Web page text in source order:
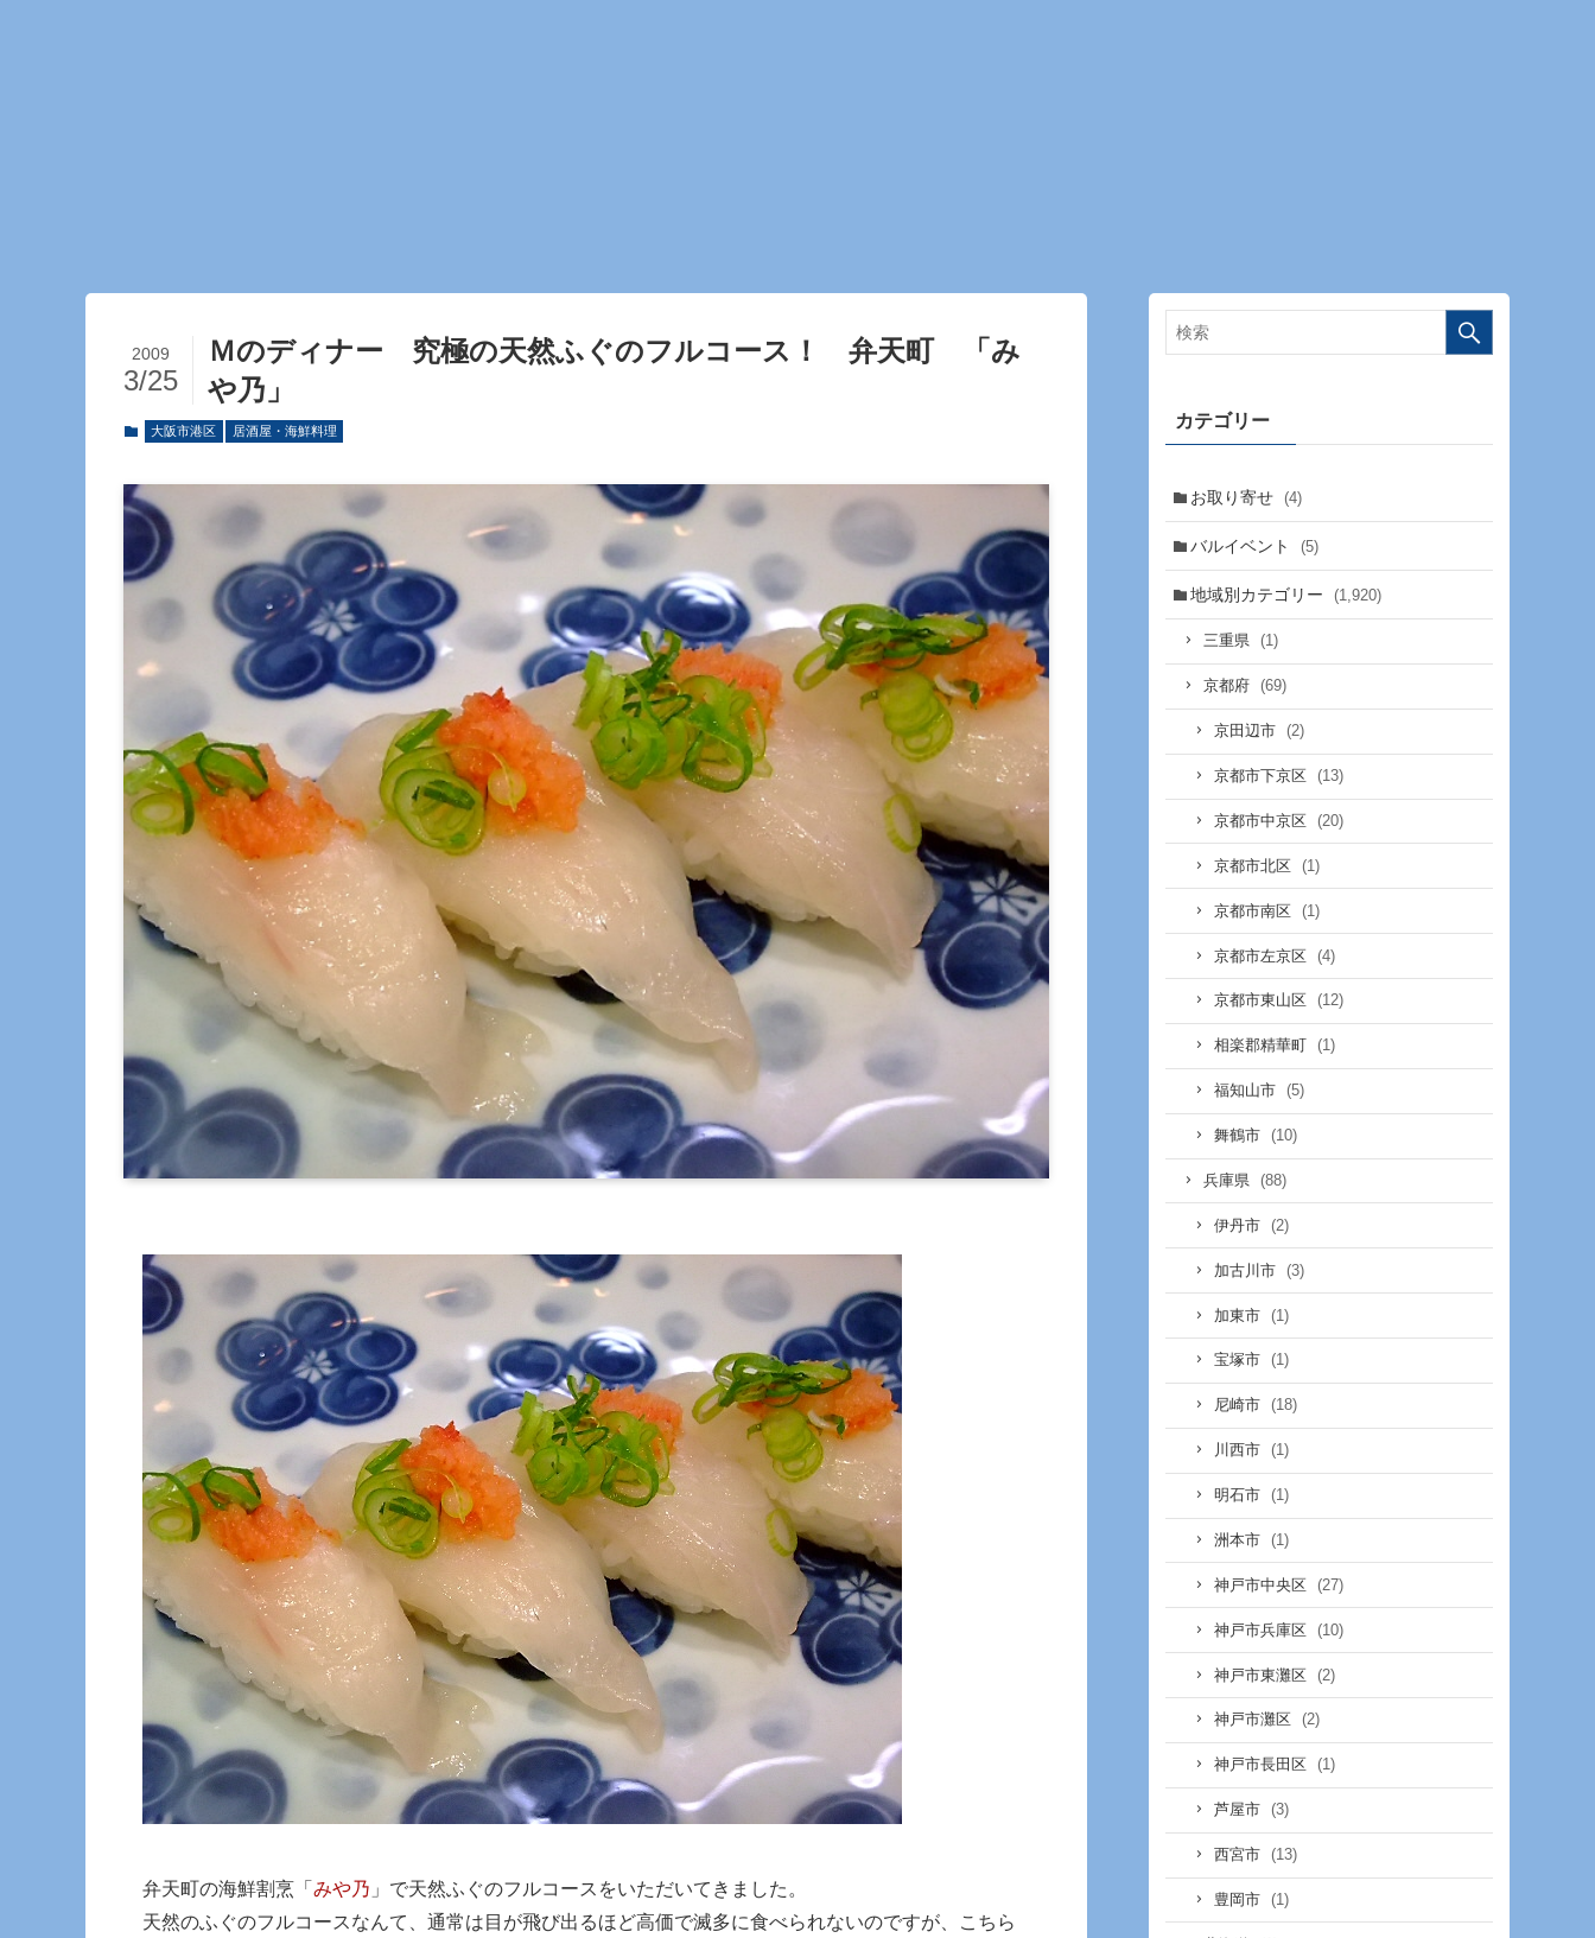
Ｍのディナー 究極の天然ふぐのフルコース！ 弁天町 「み
や乃」
2009
3/25
大阪市港区 居酒屋・海鮮料理
弁天町の海鮮割烹「 みや乃 」で天然ふぐのフルコースをいただいてきました。
天然のふぐのフルコースなんて、通常は目が飛び出るほど高価で滅多に食べられないのですが、こちら
カテゴリー
お取り寄せ (4)
バルイベント (5)
地域別カテゴリー (1,920)
三重県 (1)
京都府 (69)
京田辺市 (2)
京都市下京区 (13)
京都市中京区 (20)
京都市北区 (1)
京都市南区 (1)
京都市左京区 (4)
京都市東山区 (12)
相楽郡精華町 (1)
福知山市 (5)
舞鶴市 (10)
兵庫県 (88)
伊丹市 (2)
加古川市 (3)
加東市 (1)
宝塚市 (1)
尼崎市 (18)
川西市 (1)
明石市 (1)
洲本市 (1)
神戸市中央区 (27)
神戸市兵庫区 (10)
神戸市東灘区 (2)
神戸市灘区 (2)
神戸市長田区 (1)
芦屋市 (3)
西宮市 (13)
豊岡市 (1)